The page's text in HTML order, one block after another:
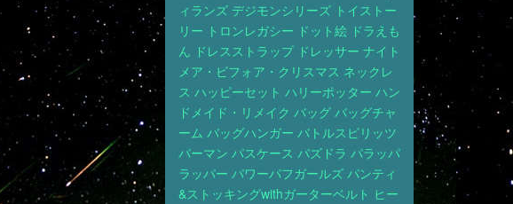
ィランズ デジモンシリーズ トイストー
リー トロンレガシー ドット絵 ドラえも
ん ドレスストラップ ドレッサー ナイト
メア・ビフォア・クリスマス ネックレ
ス ハッピーセット ハリーポッター ハン
ドメイド・リメイク バッグ バッグチャ
ーム バッグハンガー バトルスピリッツ
パーマン パスケース パズドラ パラッパ
ラッパー パワーパフガールズ パンティ
&ストッキングwithガーターベルト ヒー